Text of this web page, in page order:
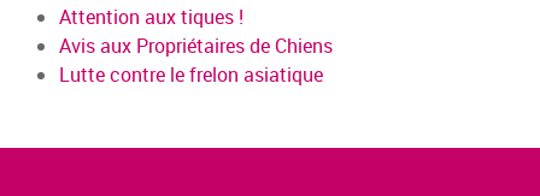
Attention aux tiques !
Avis aux Propriétaires de Chiens
Lutte contre le frelon asiatique